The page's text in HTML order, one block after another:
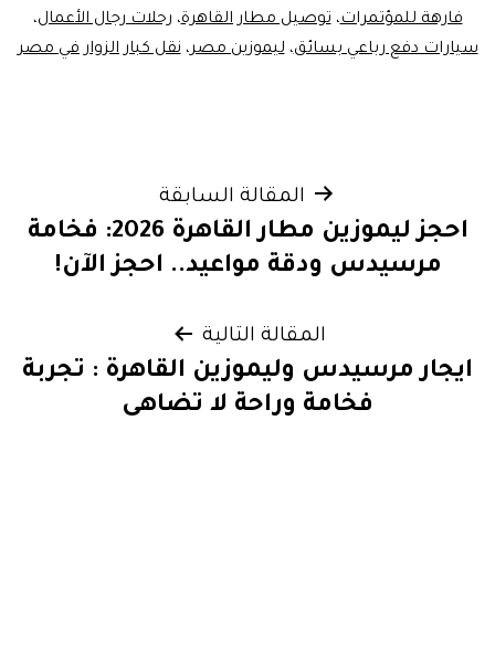
فارهة للمؤتمرات،توصيل مطار القاهرة،رحلات رجال الأعمال،
دفع رباعي بسائق،ليموزين مصر،نقل كبار الزوار في مصر
المقالة السابقة
احجز ليموزين مطار القاهرة 2026: فخامة
مرسيدس ودقة مواعيد.. احجز الآن!
المقالة التالية
مرسيدس وليموزين القاهرة : تجربة
فخامة وراحة لا تضاهى